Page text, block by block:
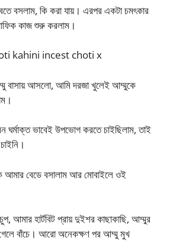
বসলাম, কি করা যায়। এরপর একটা চমৎকার
কাজ শুরু করলাম।
kahini incest choti x
বাসায় আসলো, আমি দরজা খুলেই আম্মুকে
ভাবেই উপভোগ করতে চাইছিলাম, তাই
আমার বেডে বসালাম আর মোবাইলে ওই
আমার হার্টবিট প্রায় দুইশর কাছাকাছি, আম্মুর
বাঁচে। আরো অনেকক্ষণ পর আম্মু মুখ